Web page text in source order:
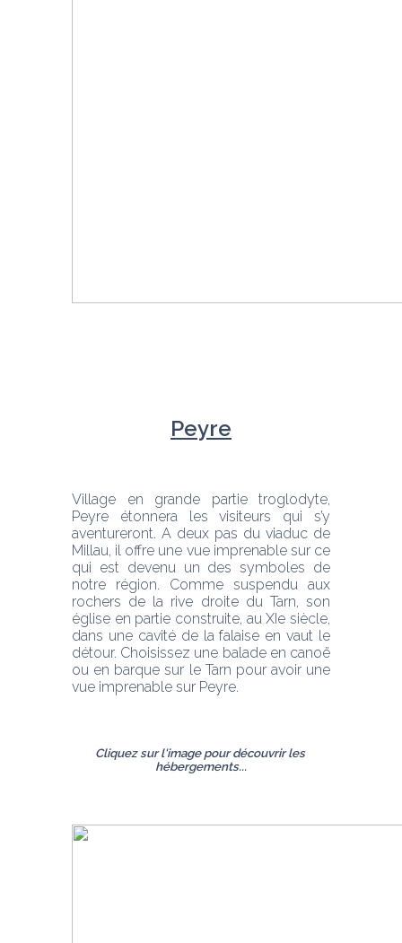
Peyre
Village en grande partie troglodyte,
Peyre étonnera les visiteurs qui s’y
aventureront. A deux pas du viaduc de
Millau, il offre une vue imprenable sur ce
qui est devenu un des symboles de
notre région. Comme suspendu aux
rochers de la rive droite du Tarn, son
église en partie construite, au XIe siècle,
dans une cavité de la falaise en vaut le
détour. Choisissez une balade en canoë
ou en barque sur le Tarn pour avoir une
vue imprenable sur Peyre.
Cliquez sur l'image pour découvrir les
hébergements...